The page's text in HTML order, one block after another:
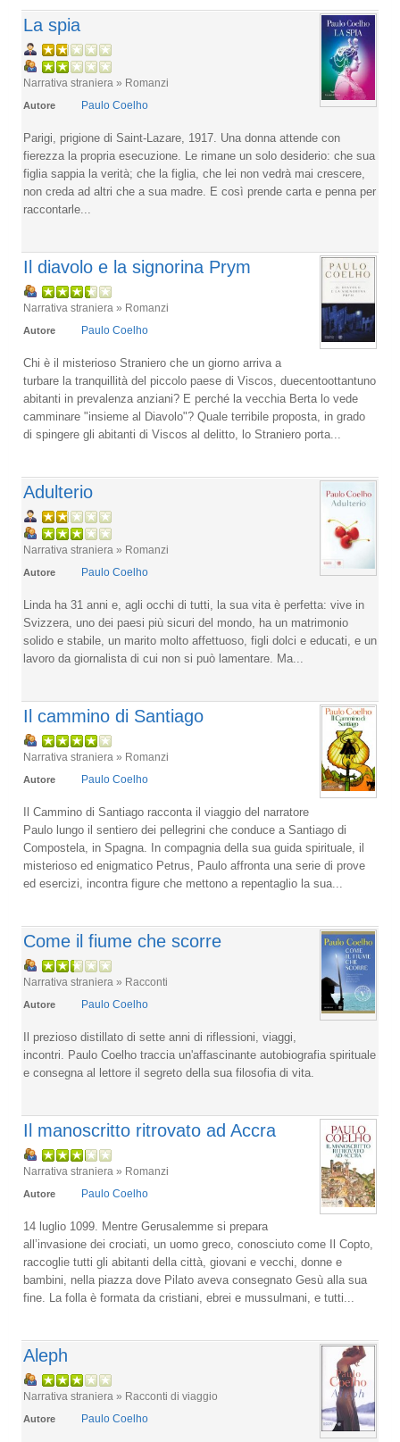
La spia
Narrativa straniera » Romanzi
Autore Paulo Coelho
Parigi, prigione di Saint-Lazare, 1917. Una donna attende con
fierezza la propria esecuzione. Le rimane un solo desiderio: che sua
figlia sappia la verità; che la figlia, che lei non vedrà mai crescere,
non creda ad altri che a sua madre. E così prende carta e penna per
raccontarle...
Il diavolo e la signorina Prym
Narrativa straniera » Romanzi
Autore Paulo Coelho
Chi è il misterioso Straniero che un giorno arriva a
turbare la tranquillità del piccolo paese di Viscos, duecentoottantuno
abitanti in prevalenza anziani? E perché la vecchia Berta lo vede
camminare "insieme al Diavolo"? Quale terribile proposta, in grado
di spingere gli abitanti di Viscos al delitto, lo Straniero porta...
Adulterio
Narrativa straniera » Romanzi
Autore Paulo Coelho
Linda ha 31 anni e, agli occhi di tutti, la sua vita è perfetta: vive in
Svizzera, uno dei paesi più sicuri del mondo, ha un matrimonio
solido e stabile, un marito molto affettuoso, figli dolci e educati, e un
lavoro da giornalista di cui non si può lamentare. Ma...
Il cammino di Santiago
Narrativa straniera » Romanzi
Autore Paulo Coelho
Il Cammino di Santiago racconta il viaggio del narratore
Paulo lungo il sentiero dei pellegrini che conduce a Santiago di
Compostela, in Spagna. In compagnia della sua guida spirituale, il
misterioso ed enigmatico Petrus, Paulo affronta una serie di prove
ed esercizi, incontra figure che mettono a repentaglio la sua...
Come il fiume che scorre
Narrativa straniera » Racconti
Autore Paulo Coelho
Il prezioso distillato di sette anni di riflessioni, viaggi,
incontri. Paulo Coelho traccia un'affascinante autobiografia spirituale
e consegna al lettore il segreto della sua filosofia di vita.
Il manoscritto ritrovato ad Accra
Narrativa straniera » Romanzi
Autore Paulo Coelho
14 luglio 1099. Mentre Gerusalemme si prepara
all’invasione dei crociati, un uomo greco, conosciuto come Il Copto,
raccoglie tutti gli abitanti della città, giovani e vecchi, donne e
bambini, nella piazza dove Pilato aveva consegnato Gesù alla sua
fine. La folla è formata da cristiani, ebrei e mussulmani, e tutti...
Aleph
Narrativa straniera » Racconti di viaggio
Autore Paulo Coelho